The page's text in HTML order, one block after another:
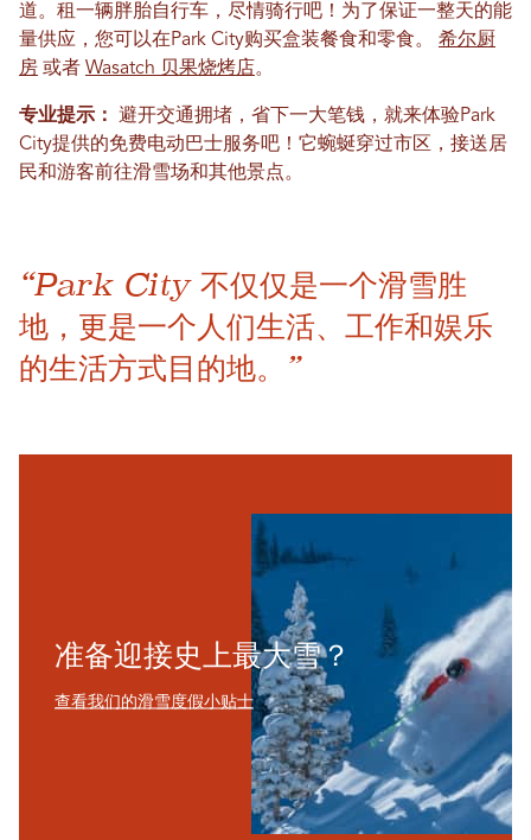
道。租一辆胖胎自行车，尽情骑行吧！为了保证一整天的能
量供应，您可以在Park City购买盒装餐食和零食。 希尔厨
房 或者 Wasatch 贝果烧烤店。
专业提示：
避开交通拥堵，省下一大笔钱，就来体验Park
City提供的免费电动巴士服务吧！它蜿蜒穿过市区，接送居
民和游客前往滑雪场和其他景点。
“Park City 不仅仅是一个滑雪胜
地，更是一个人们生活、工作和娱乐
的生活方式目的地。”
准备迎接史上最大雪？
查看我们的滑雪度假小贴士